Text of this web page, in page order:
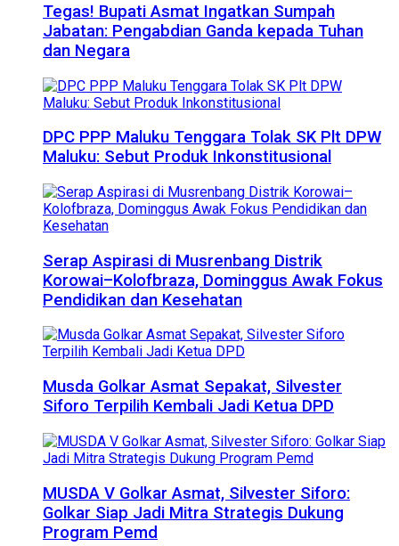
Tegas! Bupati Asmat Ingatkan Sumpah
Jabatan: Pengabdian Ganda kepada Tuhan
dan Negara
DPC PPP Maluku Tenggara Tolak SK Plt DPW
Maluku: Sebut Produk Inkonstitusional
Serap Aspirasi di Musrenbang Distrik
Korowai–Kolofbraza, Dominggus Awak Fokus
Pendidikan dan Kesehatan
Musda Golkar Asmat Sepakat, Silvester
Siforo Terpilih Kembali Jadi Ketua DPD
MUSDA V Golkar Asmat, Silvester Siforo:
Golkar Siap Jadi Mitra Strategis Dukung
Program Pemd